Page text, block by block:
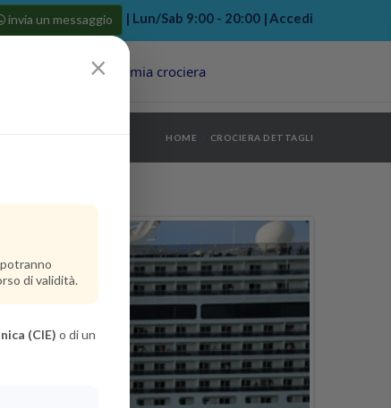
>
>
invia un messaggio | Lun/Sab 9:00 - 20:00 |Accedi
Last Minute La mia crociera
HOME CROCIERA DETTAGLI
×
di validità.
(CIE) o di un